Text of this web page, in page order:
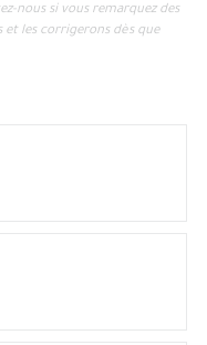
nous si vous remarquez des
et les corrigerons dès que